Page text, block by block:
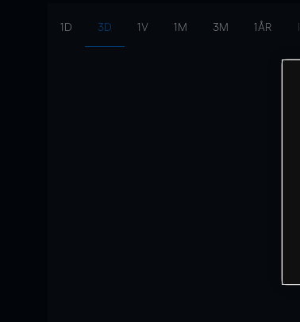
1D 3D 1V 1M 3M 1ÅR